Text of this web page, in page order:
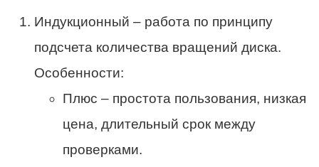
Индукционный – работа по принципу
подсчета количества вращений диска.
Особенности:
Плюс – простота пользования, низкая
цена, длительный срок между
проверками.